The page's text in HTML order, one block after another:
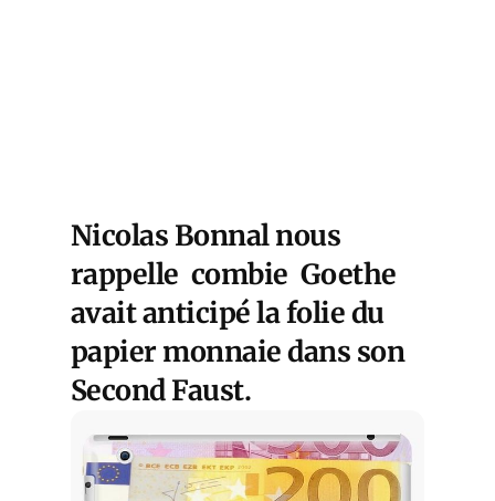
Nicolas Bonnal nous
rappelle combie Goethe
avait anticipé la folie du
papier monnaie dans son
Second Faust.